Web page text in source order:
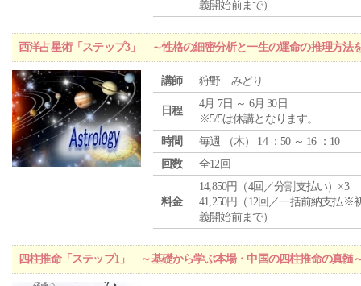
義開始前まで）
西洋占星術「ステップ3」 ～性格の細密分析と一生の運命の推理方法
講師 狩野 みどり
日程
4月 7日 ～ 6月 30日
※5/5は休講となります。
時間
毎週 （木） 14 ：50 ～ 16 ：10
回数
全12回
料金
14,850円（4回／分割支払い）×3
41,250円（12回／一括前納支払※
義開始前まで）
四柱推命「ステップ1」 ～基礎から学ぶ本場・中国の四柱推命の真髄